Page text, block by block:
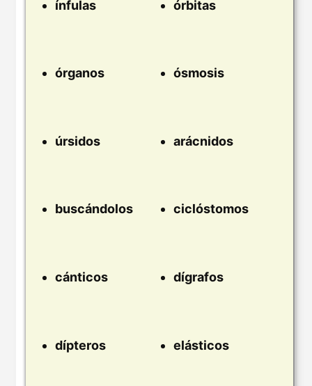
ínfulas órbitas
órganos ósmosis
úrsidos arácnidos
buscándolos ciclóstomos
cánticos dígrafos
dípteros elásticos